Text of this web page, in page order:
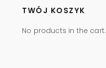
TWÓJ KOSZYK
No products in the cart.